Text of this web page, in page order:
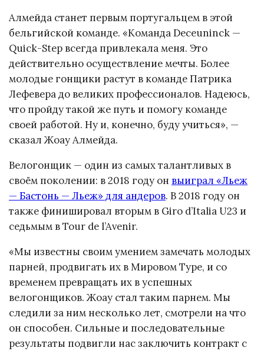
Алмейда станет первым португальцем в этой
бельгийской команде. «Команда Deceuninck —
Quick-Step всегда привлекала меня. Это
действительно осуществление мечты. Более
молодые гонщики растут в команде Патрика
Лефевера до великих профессионалов. Надеюсь,
что пройду такой же путь и помогу команде
своей работой. Ну и, конечно, буду учиться», —
сказал Жоау Алмейда.
Велогонщик — один из самых талантливых в
своём поколении: в 2018 году он выиграл «Льеж
— Бастонь — Льеж» для андеров. В 2018 году он
также финишировал вторым в Giro d’Italia U23 и
седьмым в Tour de l’Avenir.
«Мы известны своим умением замечать молодых
парней, продвигать их в Мировом Туре, и со
временем превращать их в успешных
велогонщиков. Жоау стал таким парнем. Мы
следили за ним несколько лет, смотрели на что
он способен. Сильные и последовательные
результаты подвигли нас заключить контракт с